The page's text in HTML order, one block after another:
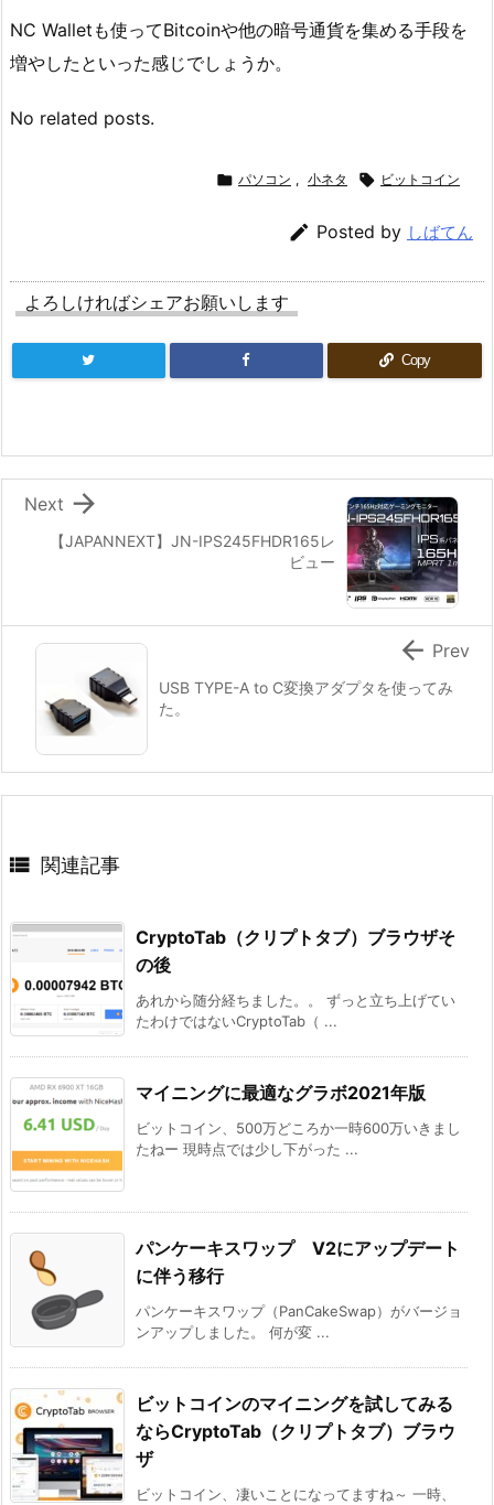
NC Walletも使ってBitcoinや他の暗号通貨を集める手段を
増やしたといった感じでしょうか。
No related posts.
 パソコン , 小ネタ  ビットコイン
 Posted by しばてん
よろしければシェアお願いします
Copy
【JAPANNEXT】JN-IPS245FHDR165レ
ビュー

Next
USB TYPE-A to C変換アダプタを使ってみ
た。
 Prev
 関連記事
CryptoTab（クリプトタブ）ブラウザそ
の後
あれから随分経ちました。。 ずっと立ち上げてい
たわけではないCryptoTab（ ...
マイニングに最適なグラボ2021年版
ビットコイン、500万どころか一時600万いきまし
たねー 現時点では少し下がった ...
パンケーキスワップ V2にアップデート
に伴う移行
パンケーキスワップ（PanCakeSwap）がバージョ
ンアップしました。 何が変 ...
ビットコインのマイニングを試してみる
ならCryptoTab（クリプトタブ）ブラウ
ザ
ビットコイン、凄いことになってますね～ 一時、